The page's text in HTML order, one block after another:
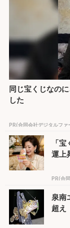
同じ宝くじなの
した
PR(合同会社デジタルファ
「
運上
PR(合
泉南
超え